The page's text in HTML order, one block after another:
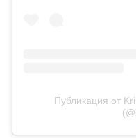
Публикация от